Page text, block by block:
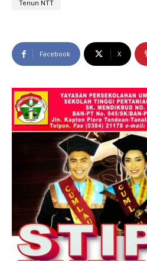
Tenun NTT
Facebook X